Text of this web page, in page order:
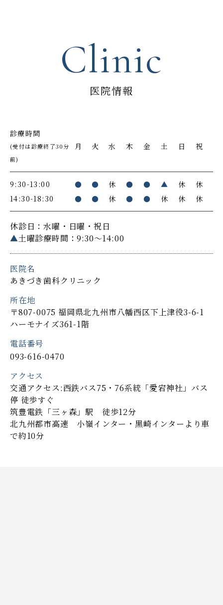
Clinic
医院情報
診療時間
(受付は診療終了30分
前)
月 火 水 木 金 土 日 祝
9:30-13:00 ● ● 休 ● ● ▲ 休
休
14:30-18:30
● ● 休 ● ● 休 休 休
休診日：水曜・日曜・祝日
▲土曜診療時間：9:30～14:00
医院名
あきづき歯科クリニック
所在地
〒807-0075 福岡県北九州市八幡西区下上津役3-6-1
ハーモナイズ361-1階
電話番号
093-616-0470
アクセス
交通アクセス:西鉄バス75・76系統「愛宕神社」バス
停 徒歩すぐ
筑豊電鉄「三ヶ森」駅 徒歩12分
北九州都市高速 小嶺インター・黒崎インターより車
で約10分